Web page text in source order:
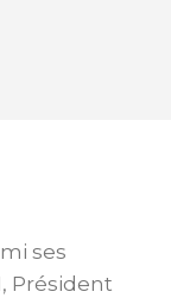
ses
Président